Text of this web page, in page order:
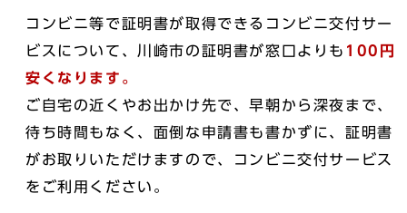
コンビニ等で証明書が取得できるコンビニ交付サー
ビスについて、川崎市の証明書が窓口よりも 100円
安くなります。
ご自宅の近くやお出かけ先で、早朝から深夜まで、
待ち時間もなく、面倒な申請書も書かずに、証明書
がお取りいただけますので、コンビニ交付サービス
をご利用ください。